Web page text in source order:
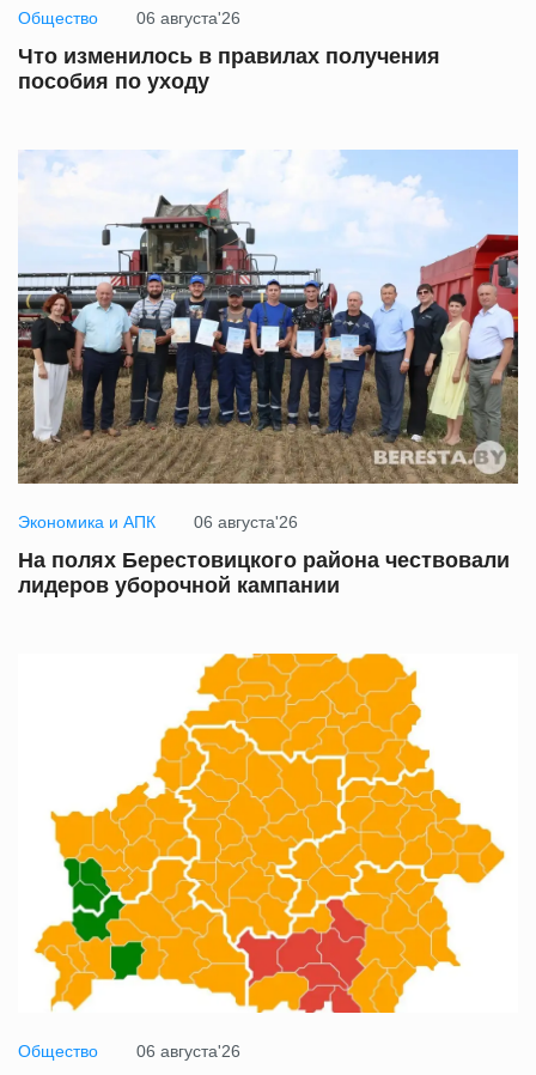
Общество 06 августа'26
Что изменилось в правилах получения
пособия по уходу
Экономика и АПК 06 августа'26
На полях Берестовицкого района чествовали
лидеров уборочной кампании
Общество 06 августа'26